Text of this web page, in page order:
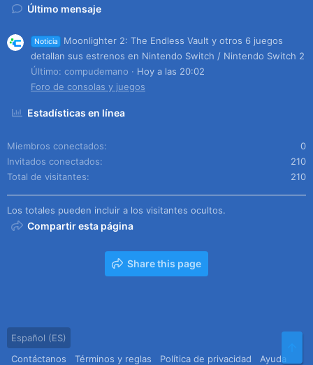
Último mensaje
Noticia
Moonlighter 2: The Endless Vault y otros 6 juegos
detallan sus estrenos en Nintendo Switch / Nintendo Switch 2
Último: compudemano
Hoy a las 20:02
Foro de consolas y juegos
Estadísticas en línea
Miembros conectados
0
Invitados conectados
210
Total de visitantes
210
Los totales pueden incluir a los visitantes ocultos.
Compartir esta página
Share this page
Español (ES)
Contáctanos
Términos y reglas Política de privacidad Ayuda